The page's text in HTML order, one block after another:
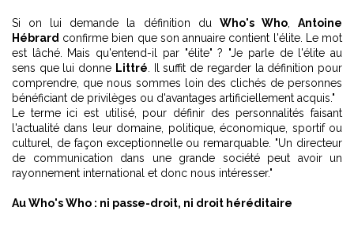
Si on lui demande la définition du Who's Who,Antoine
Hébrard confirme bien que son annuaire contient l'élite. Le mot
est lâché. Mais qu'entend-il par "élite" ? "Je parle de l'élite au
sens que lui donne Littré . Il suffit de regarder la définition pour
comprendre, que nous sommes loin des clichés de personnes
bénéficiant de privilèges ou d'avantages artificiellement acquis."
Le terme ici est utilisé, pour définir des personnalités faisant
l'actualité dans leur domaine, politique, économique, sportif ou
culturel, de façon exceptionnelle ou remarquable. "Un directeur
de communication dans une grande société peut avoir un
rayonnement international et donc nous intéresser."
Au Who's Who : ni passe-droit, ni droit héréditaire